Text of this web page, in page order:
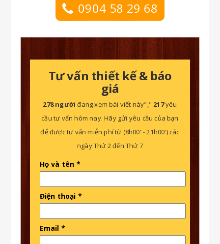
0904 58 29 68
Tư vấn thiết kế & báo
giá
278 người đang xem bài viết này"," 217yêu
cầu tư vấn hôm nay. Hãy gửi yêu cầu của bạn
để được tư vấn miễn phí từ (8h00' - 21h00') các
ngày Thứ 2 đến Thứ 7
Họ và tên *
Điện thoại *
Email *